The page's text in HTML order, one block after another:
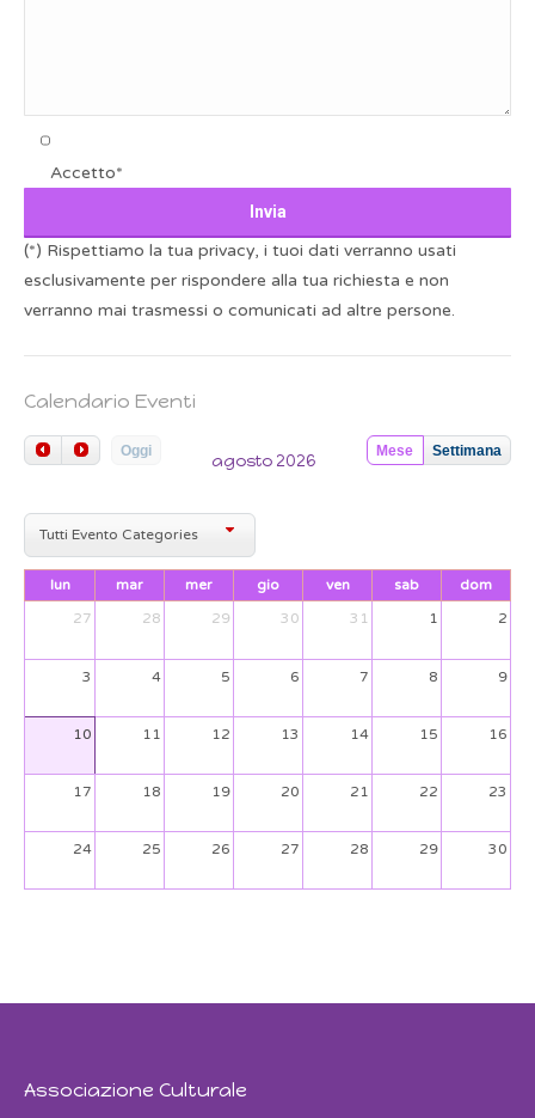
Accetto*
(*) Rispettiamo la tua privacy, i tuoi dati verranno usati
esclusivamente per rispondere alla tua richiesta e non
verranno mai trasmessi o comunicati ad altre persone.
Calendario Eventi
Oggi Mese Settimana
agosto 2026
Tutti Evento Categories
lun mar mer gio ven sab
dom
27
28 29 30 31 1 2
3 4 5 6 7 8 9
10 11 12 13 14 15 16
17 18 19 20 21 22 23
24 25 26 27 28 29 30
Associazione Culturale